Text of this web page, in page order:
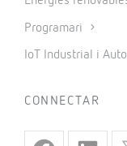
Programari
IoT Industrial i
CONNECTAR